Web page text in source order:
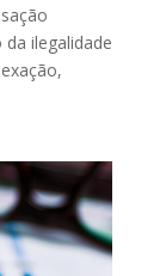
ilegalidade